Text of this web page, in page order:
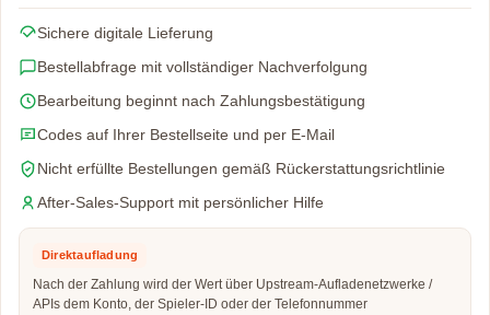
Sichere digitale Lieferung
Bestellabfrage mit vollständiger Nachverfolgung
Bearbeitung beginnt nach Zahlungsbestätigung
Codes auf Ihrer Bestellseite und per E-Mail
Nicht erfüllte Bestellungen gemäß Rückerstattungsrichtlinie
After-Sales-Support mit persönlicher Hilfe
Direktaufladung
Nach der Zahlung wird der Wert über Upstream-Aufladenetzwerke /
APIs dem Konto, der Spieler-ID oder der Telefonnummer